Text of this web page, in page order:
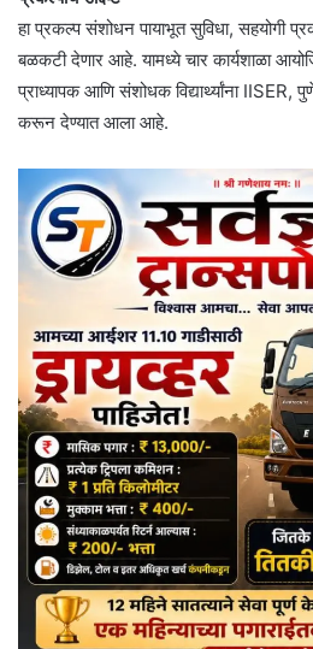
हा प्रकल्प संशोधन पायाभूत सुविधा, सहयोगी
बळकटी देणार आहे. यामध्ये चार कार्यशाळा
प्राध्यापक आणि संशोधक विद्यार्थ्यांना IISER,
करून देण्यात आला आहे.